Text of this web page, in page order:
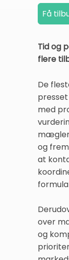
Tid og
flere
De
med
og
at
over
og